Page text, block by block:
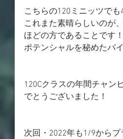
こちらの120ミニッツで
これまた素晴らしいのが
ほどの方であることです
ポテンシャルを秘めたバ
120Cクラスの年間チャン
でとうございました！
次回・2022年も1/9から